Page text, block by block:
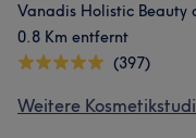
Vanadis Holistic Beauty
0.8 Km entfernt
(397)
Weitere